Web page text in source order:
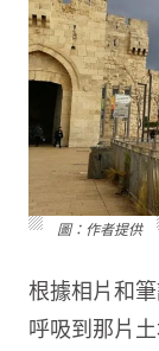
圖：作者提供
根據相片和
呼吸到那片